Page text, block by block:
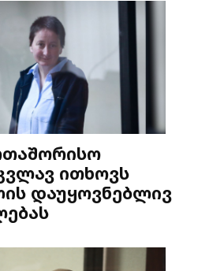
ითხოვს
დაუყოვნებლივ